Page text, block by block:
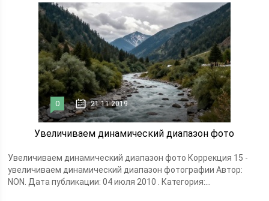
0 21.11.2019
Увеличиваем динамический диапазон фото
Увеличиваем динамический диапазон фото Коррекция 15 -
увеличиваем динамический диапазон фотографии Автор:
NON. Дата публикации: 04 июля 2010 . Категория:...